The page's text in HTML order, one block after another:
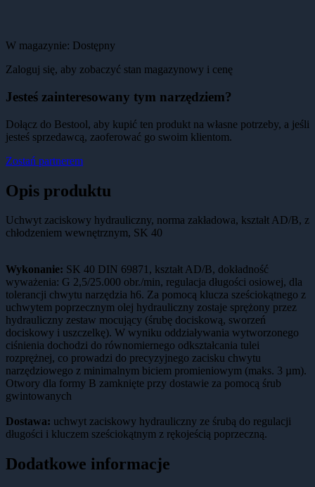
W magazynie: Dostępny
Zaloguj się, aby zobaczyć stan magazynowy i cenę
Jesteś zainteresowany tym narzędziem?
Dołącz do Bestool, aby kupić ten produkt na własne potrzeby, a jeśli
jesteś sprzedawcą, zaoferować go swoim klientom.
Zostań partnerem
Opis produktu
Uchwyt zaciskowy hydrauliczny, norma zakładowa, kształt AD/B, z
chłodzeniem wewnętrznym, SK 40
Wykonanie: SK 40 DIN 69871, kształt AD/B, dokładność
wyważenia: G 2,5/25.000 obr./min, regulacja długości osiowej, dla
tolerancji chwytu narzędzia h6. Za pomocą klucza sześciokątnego z
uchwytem poprzecznym olej hydrauliczny zostaje sprężony przez
hydrauliczny zestaw mocujący (śrubę dociskową, sworzeń
dociskowy i uszczelkę). W wyniku oddziaływania wytworzonego
ciśnienia dochodzi do równomiernego odkształcania tulei
rozprężnej, co prowadzi do precyzyjnego zacisku chwytu
narzędziowego z minimalnym biciem promieniowym (maks. 3 µm).
Otwory dla formy B zamknięte przy dostawie za pomocą śrub
gwintowanych
Dostawa: uchwyt zaciskowy hydrauliczny ze śrubą do regulacji
długości i kluczem sześciokątnym z rękojeścią poprzeczną.
Dodatkowe informacje